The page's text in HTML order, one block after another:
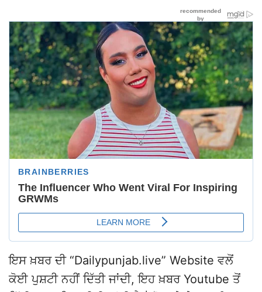
ਇਸ ਖ਼ਬਰ ਦੀ “Dailypunjab.live” Website ਵਲੋਂ
ਕੋਈ ਪੁਸ਼ਟੀ ਨਹੀਂ ਦਿੱਤੀ ਜਾਂਦੀ, ਇਹ ਖ਼ਬਰ Youtube ਤੋਂ